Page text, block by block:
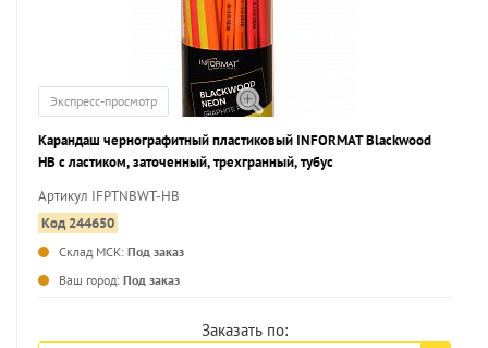
Экспресс-просмотр
Карандаш чернографитный пластиковый INFORMAT Blackwood
НВ с ластиком, заточенный, трехгранный, тубус
Артикул IFPTNBWT-HB
Код 244650
Склад МСК: Под заказ
Ваш город: Под заказ
Заказать по: